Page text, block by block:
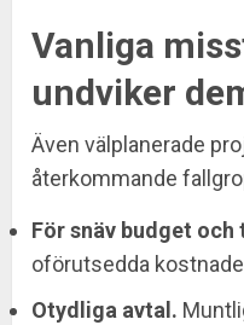
Vanliga
undviker
Även välplanerade
återkommande
För snäv budget och
oförutsedda
Otydliga avtal.